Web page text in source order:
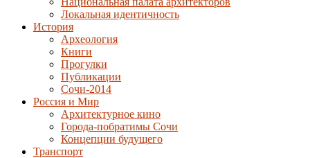
Локальная идентичность
История
Археология
Книги
Прогулки
Публикации
Сочи-2014
Россия и Мир
Архитектурное кино
Города-побратимы Сочи
Концепции будущего
Транспорт